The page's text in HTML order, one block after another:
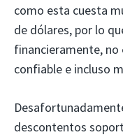
como esta cuesta
de dólares, por lo
financieramente, no
confiable e incluso
descontentos